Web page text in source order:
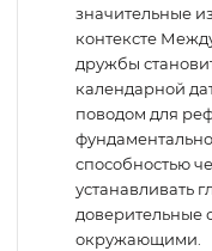
значительные
контексте
дружбы
календарной
поводом для
способностью
устанавливать
доверительные
окружающими.